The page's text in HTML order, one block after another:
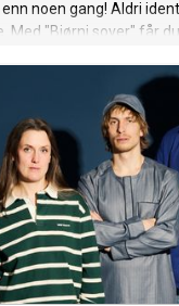
noen gang! Aldri
Med "Bjørni sover" får